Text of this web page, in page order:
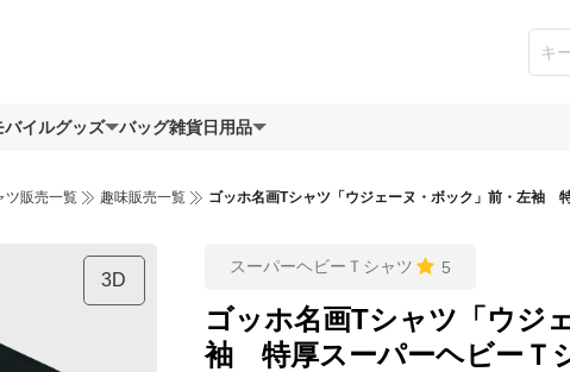
バイルグッズ バッグ雑貨日用品
ツ販売一覧 趣味販売一覧 ゴッホ名画Tシャツ「ウジェーヌ・ボック」前・左袖
3D
スーパーヘビーＴシャツ 5
ゴッホ名画Tシャツ「ウジ
袖 特厚スーパーヘビーＴ